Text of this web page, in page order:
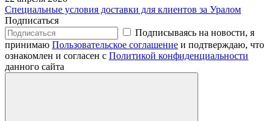
Специальные условия доставки для клиентов за Уралом
Подписаться
Подписываясь на новости, я
принимаю Пользовательское соглашение и подтверждаю, что
ознакомлен и согласен с Политикой конфиденциальности
данного сайта